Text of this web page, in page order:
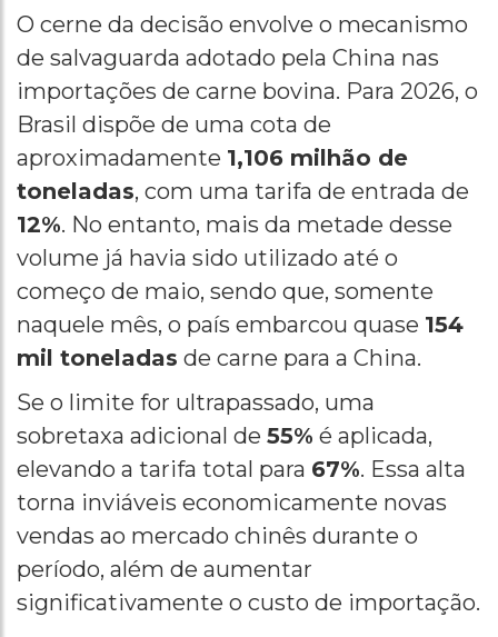
O cerne da decisão envolve o mecanismo
de salvaguarda adotado pela China nas
importações de carne bovina. Para 2026, o
Brasil dispõe de uma cota de
aproximadamente 1,106 milhão de
toneladas, com uma tarifa de entrada de
12%. No entanto, mais da metade desse
volume já havia sido utilizado até o
começo de maio, sendo que, somente
naquele mês, o país embarcou quase 154
mil toneladas de carne para a China.
Se o limite for ultrapassado, uma
sobretaxa adicional de 55% é aplicada,
elevando a tarifa total para 67%. Essa alta
torna inviáveis economicamente novas
vendas ao mercado chinês durante o
período, além de aumentar
significativamente o custo de importação.